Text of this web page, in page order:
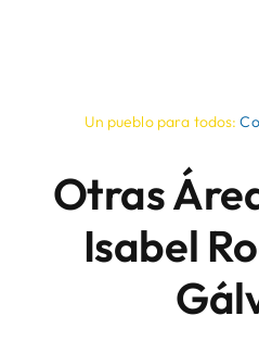
Un pueblo para todos:
Otras
Isabel